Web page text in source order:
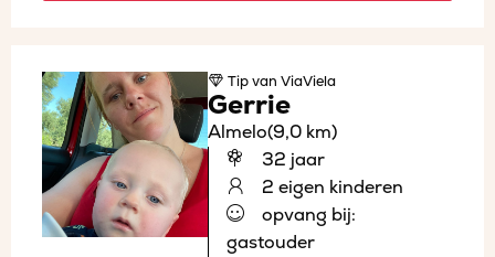
Tipvan ViaViela
Gerrie
Almelo(9,0 km)
32 jaar
2 eigen kinderen
opvang bij:
gastouder